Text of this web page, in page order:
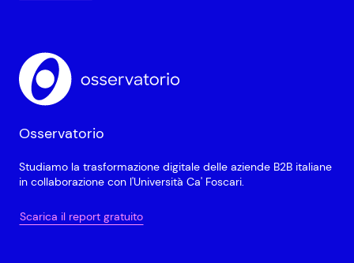
Osservatorio
Studiamo la trasformazione digitale delle aziende B2B italiane
in collaborazione con l'Università Ca' Foscari.
Scarica il report gratuito